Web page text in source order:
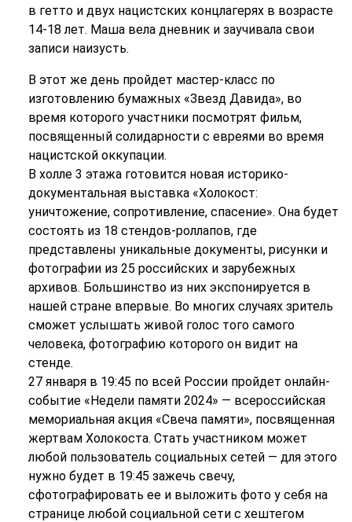
в гетто и двух нацистских концлагерях в возрасте
14-18 лет. Маша вела дневник и заучивала свои
записи наизусть.
В этот же день пройдет мастер-класс по
изготовлению бумажных «Звезд Давида», во
время которого участники посмотрят фильм,
посвященный солидарности с евреями во время
нацистской оккупации.
В холле 3 этажа готовится новая историко-
документальная выставка «Холокост:
уничтожение, сопротивление, спасение». Она будет
состоять из 18 стендов-роллапов, где
представлены уникальные документы, рисунки и
фотографии из 25 российских и зарубежных
архивов. Большинство из них экспонируется в
нашей стране впервые. Во многих случаях зритель
сможет услышать живой голос того самого
человека, фотографию которого он видит на
стенде.
27 января в 19:45 по всей России пройдет онлайн-
событие «Недели памяти 2024» — всероссийская
мемориальная акция «Свеча памяти», посвященная
жертвам Холокоста. Стать участником может
любой пользователь социальных сетей — для этого
нужно будет в 19:45 зажечь свечу,
сфотографировать ее и выложить фото у себя на
странице любой социальной сети с хештегом